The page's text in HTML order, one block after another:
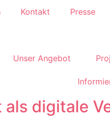
Kontakt Presse
Unser Angebot
als digitale